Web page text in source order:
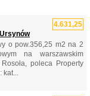
4.631,25
o pow.356,25 m2 na 2
na warszawskim
poleca Property
kat...